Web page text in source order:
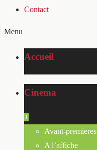
Contact
Menu
Accueil
Cinema
+
Avant-premieres
A l’affiche